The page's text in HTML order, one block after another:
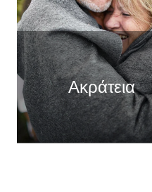
Ακράτεια